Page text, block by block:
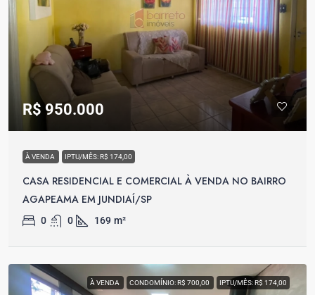
R$ 950.000
À VENDA IPTU/MÊS: R$ 174,00
CASA RESIDENCIAL E COMERCIAL À VENDA NO BAIRRO
AGAPEAMA EM JUNDIAÍ/SP
0 0 169 m²
À VENDA CONDOMÍNIO: R$ 700,00 IPTU/MÊS: R$ 174,00